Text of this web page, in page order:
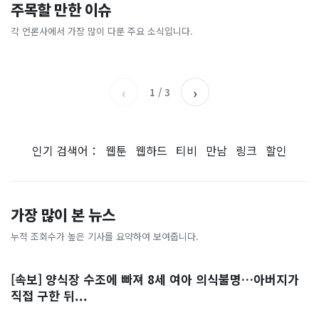
주목할 만한 이슈
각 언론사에서 가장 많이 다룬 주요 소식입니다.
홈플러스, 2000억원으로 '시
간'을 샀다
비즈워치
왜?매일경제
[날씨] 오늘 밤 또 내린다...내
륙 중심 최대 150mm
졌다...국산 53개 중소기업이
‹ 1 / 3 ›
인기 검색어： 웹툰 웹하드 티비 만남 링크 할인
가장 많이 본 뉴스
누적 조회수가 높은 기사를 요약하여 보여줍니다.
[속보] 양식장 수조에 빠져 8세 여아 의식불명…아버지가
직접 구한 뒤...